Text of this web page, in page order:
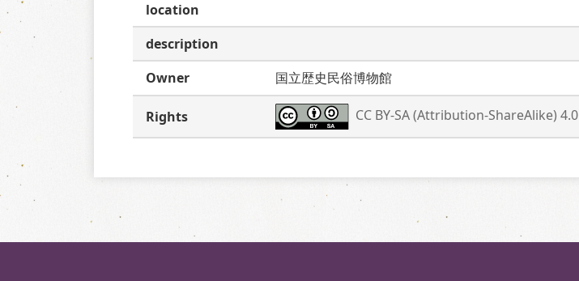
location
description
Owner
国立歴史民俗博物館
Rights CC BY-SA (Attribution-ShareAlike) 4.0